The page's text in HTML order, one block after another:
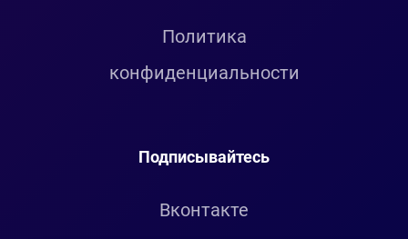
Политика
конфиденциальности
Подписывайтесь
Вконтакте